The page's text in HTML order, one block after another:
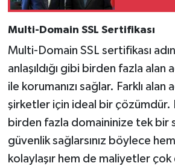
Multi-Domain SSL Sertifikası
Multi-Domain SSL sertifikası
anlaşıldığı gibi birden fazla alan
ile korumanızı sağlar. Farklı alan
şirketler için ideal bir çözümdür.
birden fazla domaininize tek bir
güvenlik sağlarsınız böylece
kolaylaşır hem de maliyetler çok